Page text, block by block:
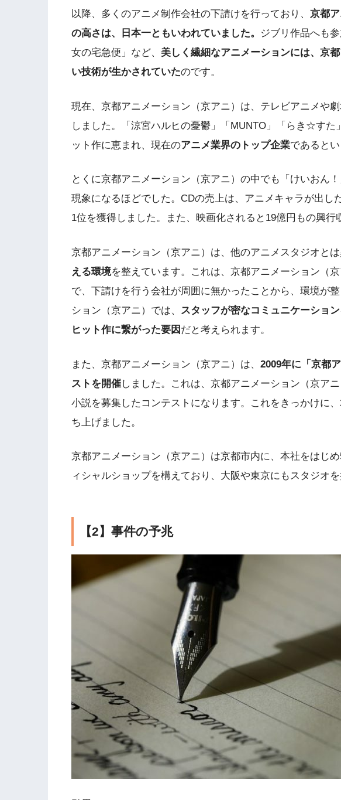
以降、多くのアニメ制作会社の下請けを行っており、 京都
の高さは、日本一ともいわれていました。
ジブリ作品へも
女の宅急便」など、 美しく繊細なアニメーションには、京
い技術が生かされていたのです。
現在、京都アニメーション（京アニ）は、テレビアニメや
しました。「涼宮ハルヒの憂鬱」「MUNTO」「らき☆すた
ット作に恵まれ、現在のアニメ業界のトップ企業であると
とくに京都アニメーション（京アニ）の中でも「けいおん
現象になるほどでした。CDの売上は、アニメキャラが出し
1位を獲得しました。また、映画化されると19億円もの興行
京都アニメーション（京アニ）は、他のアニメスタジオとは
える環境を整えています。これは、京都アニメーション（
で、下請けを行う会社が周囲に無かったことから、環境が
ション（京アニ）では、 スタッフが密なコミュニケーショ
ヒット作に繋がった要因 だと考えられます。
また、京都アニメーション（京アニ）は、 2009年に「京都
ストを開催しました。これは、京都アニメーション（京ア
小説を募集したコンテストになります。これをきっかけに
ち上げました。
京都アニメーション（京アニ）は京都市内に、本社をはじ
ィシャルショップを構えており、大阪や東京にもスタジオを
【2】事件の予兆